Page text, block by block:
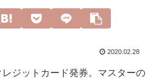
2020.02.28
レジットカード発券。マスターの